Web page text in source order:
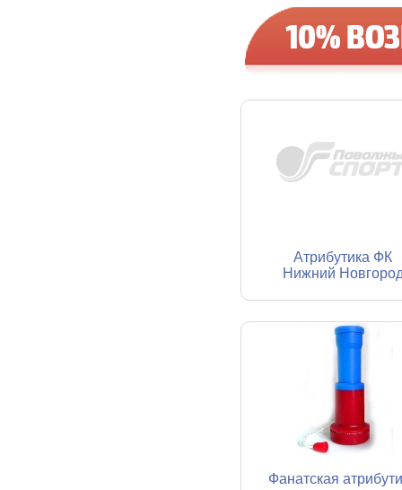
Атрибутика ФК
Нижний
Фанатская